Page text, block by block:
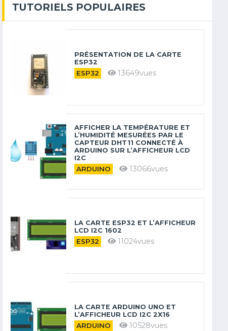
TUTORIELS POPULAIRES
PRÉSENTATION DE LA CARTE
ESP32
ESP32 13649vues
AFFICHER LA TEMPÉRATURE ET
L’HUMIDITÉ MESURÉES PAR LE
CAPTEUR DHT11 CONNECTÉ À
ARDUINO SUR L’AFFICHEUR LCD
I2C
ARDUINO 13066vues
LA CARTE ESP32 ET L’AFFICHEUR
LCD I2C 1602
ESP32 11024vues
LA CARTE ARDUINO UNO ET
L’AFFICHEUR LCD I2C 2X16
ARDUINO 10528vues